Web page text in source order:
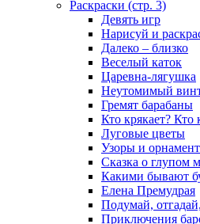
Раскраски (стр. 3)
Девять игр
Нарисуй и
Далеко – близко
Веселый каток
Царевна-лягушка
Неутомимый
Гремят барабаны
Кто крякает? Кто
Луговые цветы
Узоры и
Сказка о глупом
Какими бывают
Елена Премудрая
Подумай,
Приключения